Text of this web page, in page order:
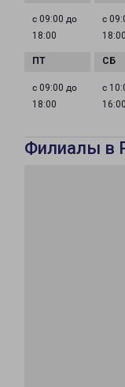
с 09:00 до
18:00
с
18:00
с 09:00 до
18:00
с
16:00
Филиалы в